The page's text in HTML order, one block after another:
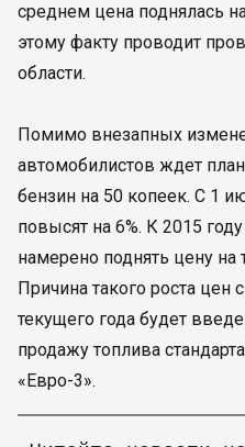
среднем цена поднялась
этому факту проводит
области.
Помимо внезапных
автомобилистов ждет
бензин на 50 копеек. С 1
повысят на 6%. К 2015
намерено поднять цену на
Причина такого роста цен
текущего года будет
продажу топлива
«Евро-3».